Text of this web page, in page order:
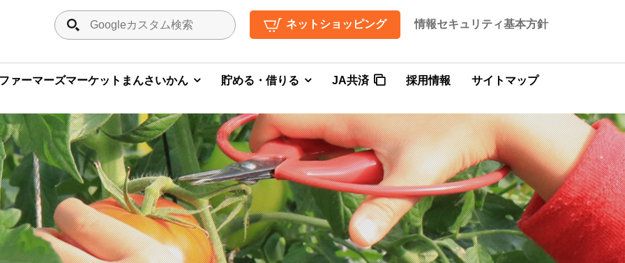
ネットショッピング 情報セキュリティ基本方針
ァーマーズマーケットまんさいかん 貯める・借りる JA共済 採用情報 サイトマップ